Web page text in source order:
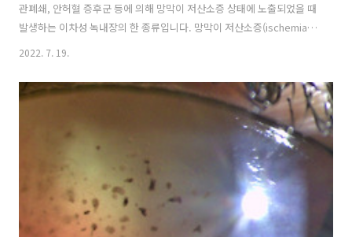
관폐쇄, 안허혈 증후군 등에 의해 망막이 저산소증 상태에 노출되었을 때
발생하는 이차성 녹내장의 한 종류입니다. 망막이 저산소증(ischemia)
상태가 되면, 망막의 혈류를 증가시키기위한 목적으로 혈관 성장이 있어
endothelial growth factor, VEGF)라는 물질이 안구내에서 농도가 높
아지게 됩니다. 혈관내피세포성장인자(VEGF)는 문자그대로, 혈관의 성
장을 돕는 체내의 물질인데, 정상적인 혈관 생성이아닌, 성글게 생긴 비
정상적인 혈관성장(신생혈관, new vessel, neovascularization NV)
2022. 7. 19.